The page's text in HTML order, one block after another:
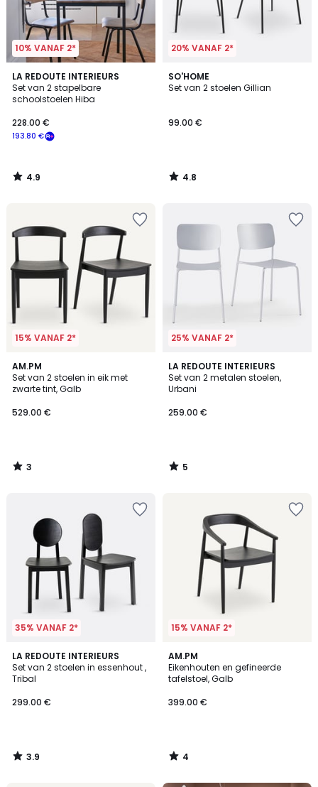
10% VANAF 2*
LA REDOUTE INTERIEURS
Set van 2 stapelbare
schoolstoelen Hiba
193.80 €
228.00 €
4.9
/ 5
4.9
/
20% VANAF 2*
SO'HOME
Set van 2 stoelen Gillian
99.00 €
4.8
/ 5
4.8
/
15% VANAF 2*
AM.PM
Set van 2 stoelen in eik met
zwarte tint, Galb
529.00 €
3
/
5
3
/
25% VANAF 2*
LA REDOUTE INTERIEURS
Set van 2 metalen stoelen,
Urbani
259.00 €
5
/
5
5
/
35% VANAF 2*
LA REDOUTE INTERIEURS
Set van 2 stoelen in essenhout ,
Tribal
299.00 €
3.9
/ 5
3.9
/
15% VANAF 2*
AM.PM
Eikenhouten en gefineerde
tafelstoel, Galb
399.00 €
4
/
5
4
/